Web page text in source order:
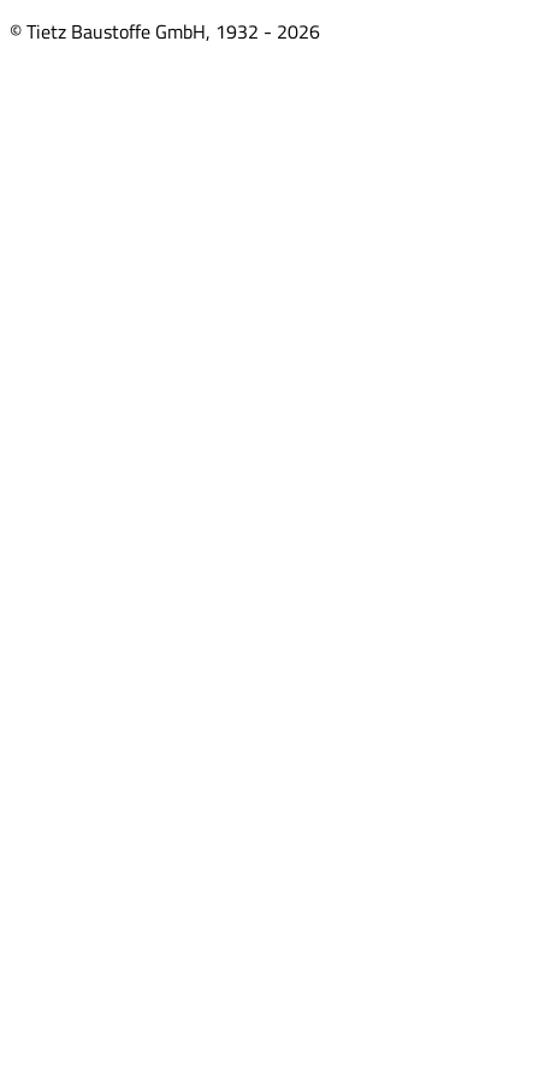
© Tietz Baustoffe GmbH, 1932 - 2026